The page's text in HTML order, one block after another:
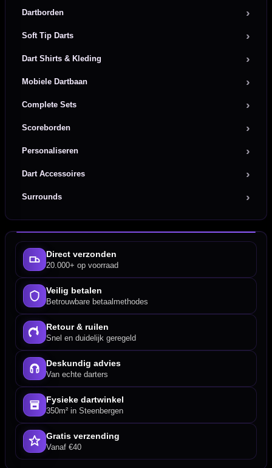
Dartborden
Soft Tip Darts
Dart Shirts & Kleding
Mobiele Dartbaan
Complete Sets
Scoreborden
Personaliseren
Dart Accessoires
Surrounds
Direct verzonden
20.000+ op voorraad
Veilig betalen
Betrouwbare betaalmethodes
Retour & ruilen
Snel en duidelijk geregeld
Deskundig advies
Van echte darters
Fysieke dartwinkel
350m² in Steenbergen
Gratis verzending
Vanaf €40